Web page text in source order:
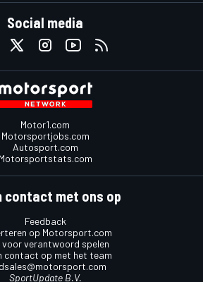
Social media
Motor1.com
Motorsportjobs.com
Autosport.com
Motorsportstats.com
contact met ons op
Feedback
op Motorsport.com
voor verantwoord spelen
contact op met het team
SportUpdate B.V.